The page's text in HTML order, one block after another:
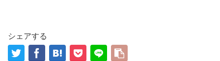
シェアする